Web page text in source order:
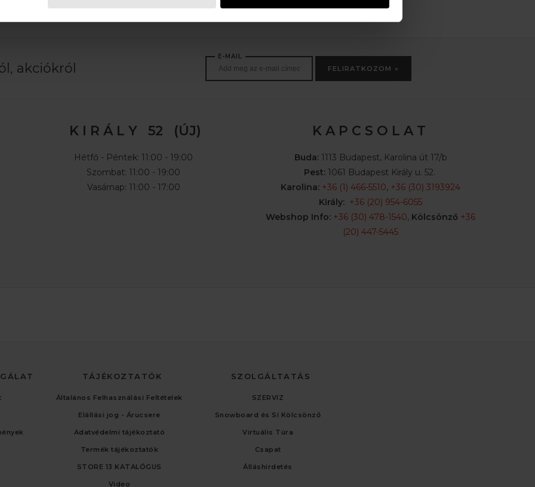
akciókról
E-MAIL
FELIRATKOZOM »
K I R Á L Y 52 (ÚJ)
Hétfő - Péntek: 11:00 - 19:00
Szombat: 11:00 - 19:00
Vasárnap: 11:00 - 17:00
K A P C S O L A T
Buda:1113 Budapest, Karolina út 17/b
Pest:1061 Budapest Király u. 52.
Karolina: +36 (1) 466-5510, +36 (30) 3193924
Király: +36 (20) 954-6055
Webshop Info: +36 (30) 478-1540, Kölcsönző +36
(20) 447-5445
TÁJÉKOZTATÓK
Általános Felhasználási Feltételek
Elállási jog - Árucsere
Adatvédelmi tájékoztató
Termék tájékoztatók
STORE 13 KATALÓGUS
Video
SZOLGÁLTATÁS
SZERVIZ
Snowboard és Sí Kölcsönző
Virtuális Túra
Csapat
Álláshirdetés